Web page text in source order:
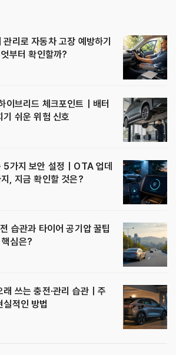
리로 자동차 고장 예방하기
부터 확인할까?
이브리드 체크포인트｜배터
기 쉬운 위험 신호
5가지 보안 설정｜OTA 업데
, 지금 확인할 것은?
습관과 타이어 공기압 꿀팁
핵심은?
쓰는 충전·관리 습관｜주
적인 방법